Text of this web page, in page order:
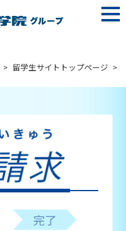
> 留学生サイトトップページ >
完了